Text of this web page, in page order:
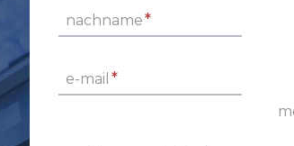
nachname*
e-mail *